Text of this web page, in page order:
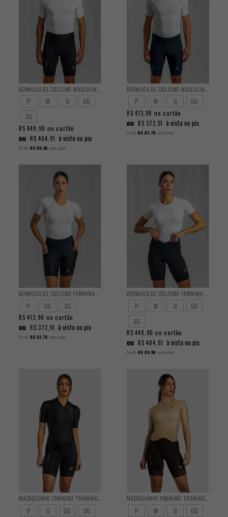
P M G
GG
3G
R$ 449,90 no cartão
ou R$ 404,91 à vista no pix
5x de R$ 89,98 sem juros
P M G GG
R$ 413,90 no cartão
ou R$ 372,51 à vista no pix
5x de R$ 82,78 sem juros
BERMUDA DE CICLISMO FEMININA ENDURANCE 2025
P GG 3G
R$ 413,90 no cartão
ou R$ 372,51 à vista no pix
5x de R$ 82,78 sem juros
BERMUDA DE CICLISMO FEMININA PERFORMANCE 2025
P M G
GG
3G
R$ 449,90 no cartão
ou R$ 404,91 à vista no pix
5x de R$ 89,98 sem juros
P G GG 3G P M G
GG